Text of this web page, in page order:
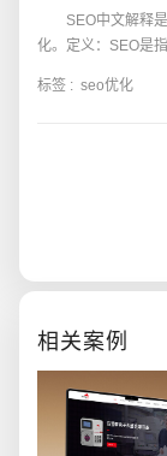
SEO中文解释是
化。定义：SEO是
进行优化，提高搜索
标签 : seo优化
相关案例